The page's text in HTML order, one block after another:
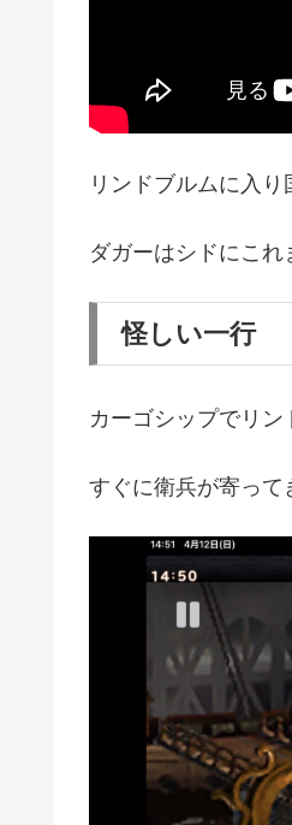
リンドブルムに入り
ダガーはシドにこれ
怪しい一行
カーゴシップでリン
すぐに衛兵が寄って